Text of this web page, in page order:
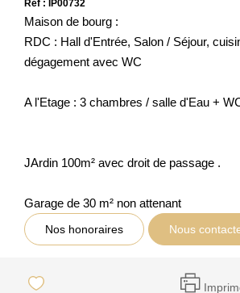
Réf : IP00732
Maison de bourg :
RDC : Hall d'Entrée, Salon / Séjour,
dégagement avec WC
A l'Etage : 3 chambres / salle d'Eau +
JArdin 100m² avec droit de passage .
Garage de 30 m² non attenant
Nos honoraires Nous